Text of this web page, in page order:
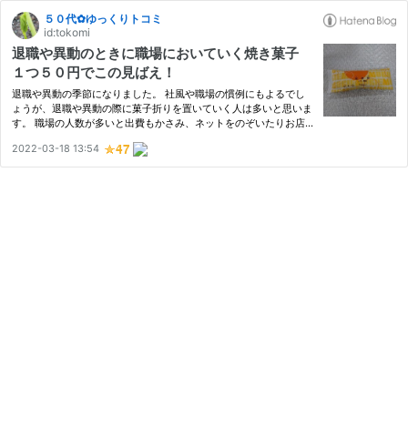
５０代✿ゆっくりトコミ
id:tokomi
退職や異動のときに職場においていく焼き菓子
１つ５０円でこの見ばえ！
退職や異動の季節になりました。 社風や職場の慣例にもよるでし
ょうが、退職や異動の際に菓子折りを置いていく人は多いと思いま
す。 職場の人数が多いと出費もかさみ、ネットをのぞいたりお店
ではないでしょうか。 選ぶ基準 おすすめの焼き菓子 まとめ 選ぶ…
2022-03-18 13:54